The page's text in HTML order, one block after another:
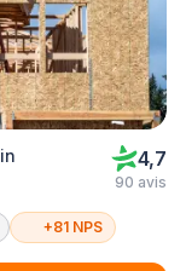
4,7
90 avis
+81 NPS